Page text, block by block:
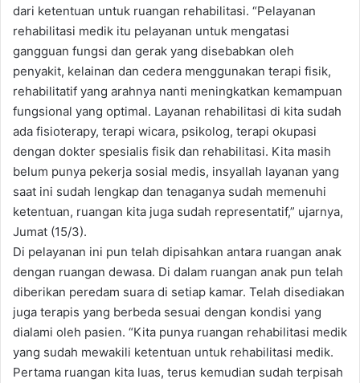
dari ketentuan untuk ruangan rehabilitasi. “Pelayanan
rehabilitasi medik itu pelayanan untuk mengatasi
gangguan fungsi dan gerak yang disebabkan oleh
penyakit, kelainan dan cedera menggunakan terapi fisik,
rehabilitatif yang arahnya nanti meningkatkan kemampuan
fungsional yang optimal. Layanan rehabilitasi di kita sudah
ada fisioterapy, terapi wicara, psikolog, terapi okupasi
dengan dokter spesialis fisik dan rehabilitasi. Kita masih
belum punya pekerja sosial medis, insyallah layanan yang
saat ini sudah lengkap dan tenaganya sudah memenuhi
ketentuan, ruangan kita juga sudah representatif,” ujarnya,
Jumat (15/3).
Di pelayanan ini pun telah dipisahkan antara ruangan anak
dengan ruangan dewasa. Di dalam ruangan anak pun telah
diberikan peredam suara di setiap kamar. Telah disediakan
juga terapis yang berbeda sesuai dengan kondisi yang
dialami oleh pasien. “Kita punya ruangan rehabilitasi medik
yang sudah mewakili ketentuan untuk rehabilitasi medik.
Pertama ruangan kita luas, terus kemudian sudah terpisah